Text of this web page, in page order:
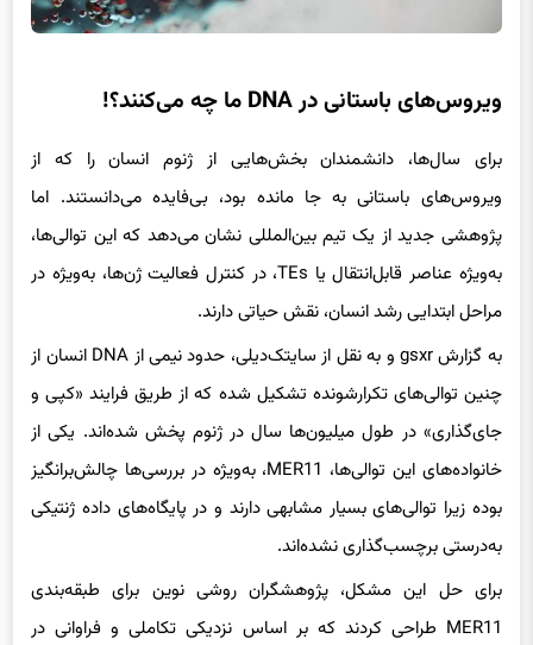
ویروس‌های باستانی در DNA ما چه می‌کنند؟!
برای سال‌ها، دانشمندان بخش‌هایی از ژنوم انسان را که از
ویروس‌های باستانی به جا مانده بود، بی‌فایده می‌دانستند. اما
پژوهشی جدید از یک تیم بین‌المللی نشان می‌دهد که این توالی‌ها،
به‌ویژه عناصر قابل‌انتقال یا TEs، در کنترل فعالیت ژن‌ها، به‌ویژه در
مراحل ابتدایی رشد انسان، نقش حیاتی دارند.
به گزارش gsxr و به نقل از سایتک‌دیلی، حدود نیمی از DNA انسان از
چنین توالی‌های تکرارشونده تشکیل شده که از طریق فرایند «کپی و
جای‌گذاری» در طول میلیون‌ها سال در ژنوم پخش شده‌اند. یکی از
خانواده‌های این توالی‌ها، MER11، به‌ویژه در بررسی‌ها چالش‌برانگیز
بوده زیرا توالی‌های بسیار مشابهی دارند و در پایگاه‌های داده ژنتیکی
به‌درستی برچسب‌گذاری نشده‌اند.
برای حل این مشکل، پژوهشگران روشی نوین برای طبقه‌بندی
MER11 طراحی کردند که بر اساس نزدیکی تکاملی و فراوانی در